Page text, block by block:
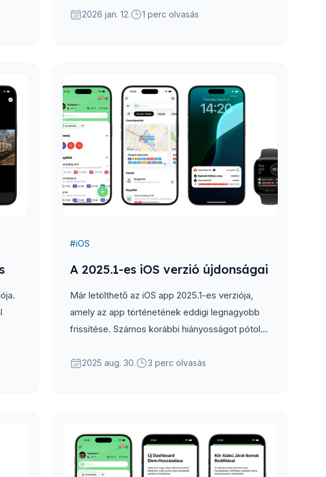
2026 jan. 12. 1 perc olvasás
#iOS
A 2025.1-es iOS verzió újdonságai
Már letölthető az iOS app 2025.1-es verziója,
amely az app történetének eddigi legnagyobb
frissítése. Számos korábbi hiányosságot pótol
majd alapjául.
2025 aug. 30. 3 perc olvasás